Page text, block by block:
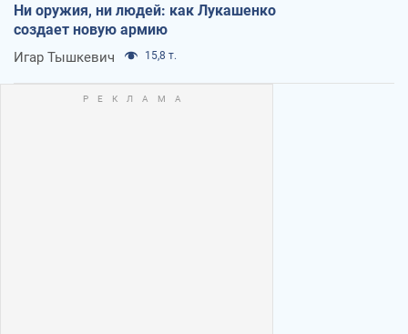
Ни оружия, ни людей: как Лукашенко
создает новую армию
Игар Тышкевич 15,8 т.